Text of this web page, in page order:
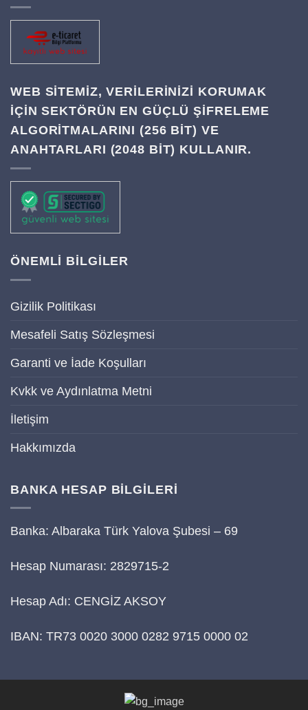
WEB SITEMIZ, VERILERINIZI KORUMAK
IÇIN SEKTÖRÜN EN GÜÇLÜ ŞIFRELEME
ALGORITMALARINI (256 BIT) VE
ANAHTARLARI (2048 BIT) KULLANIR.
ÖNEMLİ BİLGİLER
Gizilik Politikası
Mesafeli Satış Sözleşmesi
Garanti ve İade Koşulları
Kvkk ve Aydınlatma Metni
İletişim
Hakkımızda
BANKA HESAP BİLGİLERİ
Banka: Albaraka Türk Yalova Şubesi – 69
Hesap Numarası: 2829715-2
Hesap Adı: CENGİZ AKSOY
IBAN: TR73 0020 3000 0282 9715 0000 02